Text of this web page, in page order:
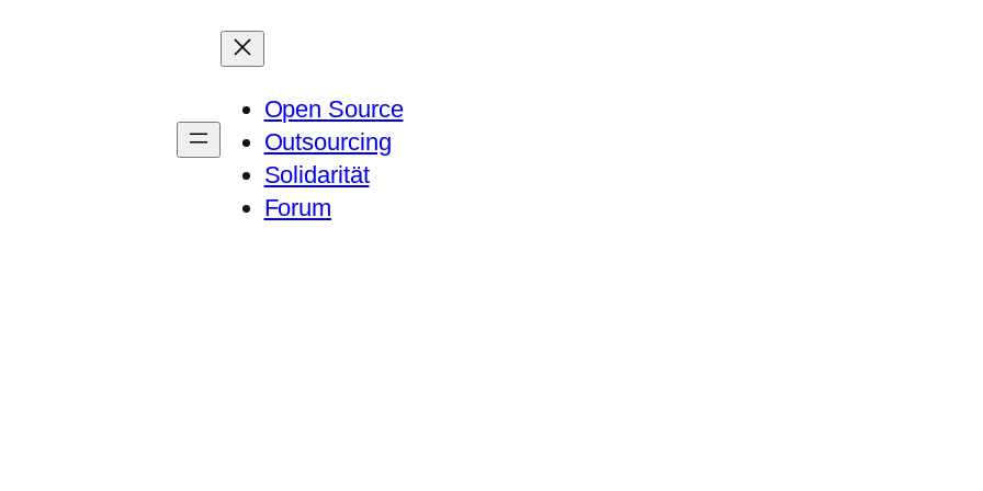
Open Source
Outsourcing
Solidarität
Forum